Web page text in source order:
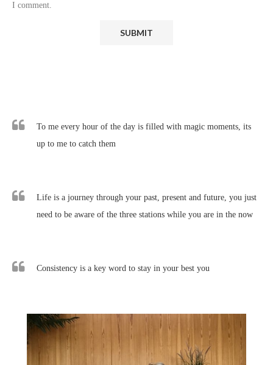
I comment.
To me every hour of the day is filled with magic moments, its
up to me to catch them
Life is a journey through your past, present and future, you just
need to be aware of the three stations while you are in the now
Consistency is a key word to stay in your best you